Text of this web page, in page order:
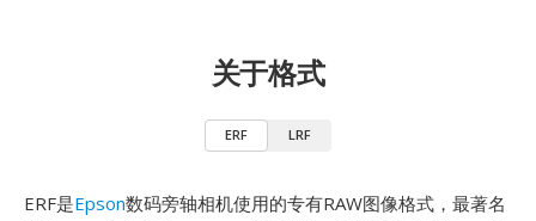
关于格式
ERF LRF
ERF是Epson数码旁轴相机使用的专有RAW图像格式，最著名